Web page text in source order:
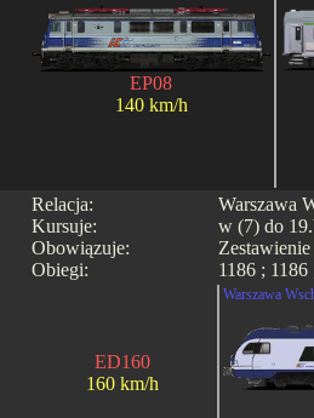
EP08
140 km/h
Relacja:
Kursuje:
Obowiązuje:
Obiegi:
Warszawa
w (7) do
1186 ; 1186
ED160
160 km/h
Warszawa